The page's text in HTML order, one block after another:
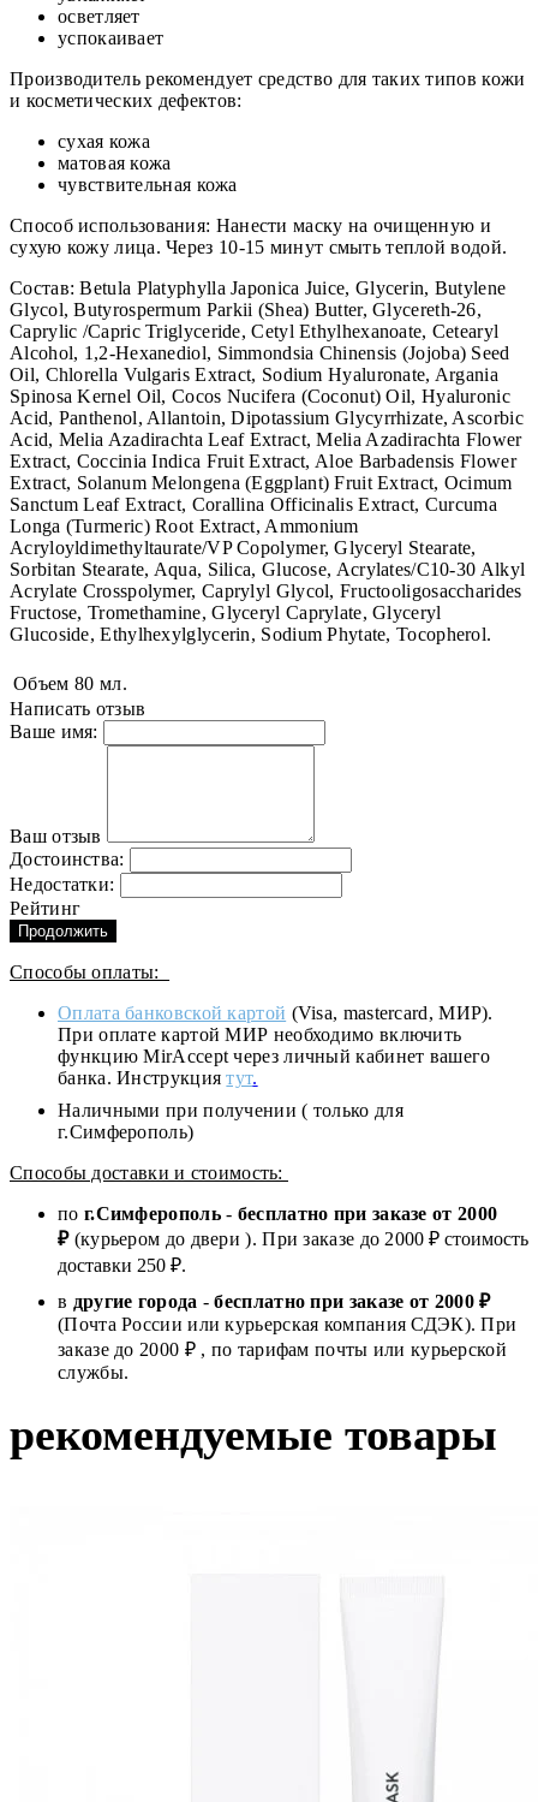
осветляет
успокаивает
Производитель рекомендует средство для таких типов кожи
и косметических дефектов:
сухая кожа
матовая кожа
чувствительная кожа
Способ использования: Нанести маску на очищенную и
сухую кожу лица. Через 10-15 минут смыть теплой водой.
Состав: Betula Platyphylla Japonica Juice, Glycerin, Butylene
Glycol, Butyrospermum Parkii (Shea) Butter, Glycereth-26,
Caprylic /Capric Triglyceride, Cetyl Ethylhexanoate, Cetearyl
Alcohol, 1,2-Hexanediol, Simmondsia Chinensis (Jojoba) Seed
Oil, Chlorella Vulgaris Extract, Sodium Hyaluronate, Argania
Spinosa Kernel Oil, Cocos Nucifera (Coconut) Oil, Hyaluronic
Acid, Panthenol, Allantoin, Dipotassium Glycyrrhizate, Ascorbic
Acid, Melia Azadirachta Leaf Extract, Melia Azadirachta Flower
Extract, Coccinia Indica Fruit Extract, Aloe Barbadensis Flower
Extract, Solanum Melongena (Eggplant) Fruit Extract, Ocimum
Sanctum Leaf Extract, Corallina Officinalis Extract, Curcuma
Longa (Turmeric) Root Extract, Ammonium
Acryloyldimethyltaurate/VP Copolymer, Glyceryl Stearate,
Sorbitan Stearate, Aqua, Silica, Glucose, Acrylates/C10-30 Alkyl
Acrylate Crosspolymer, Caprylyl Glycol, Fructooligosaccharides
Fructose, Tromethamine, Glyceryl Caprylate, Glyceryl
Glucoside, Ethylhexylglycerin, Sodium Phytate, Tocopherol.
Объем 80 мл.
Написать отзыв
Ваше имя:
Ваш отзыв
Достоинства:
Недостатки:
Рейтинг
Продолжить
Способы оплаты:
Оплата банковской картой (Visa, mastercard, МИР).
При оплате картой МИР необходимо включить
функцию MirAccept через личный кабинет вашего
банка. Инструкциятут.
Наличными при получении ( только для
г.Симферополь)
Способы доставки и стоимость:
по г.Симферополь- бесплатно при заказе от 2000
₽(курьером до двери ). При заказе до 2000 ₽ стоимость
доставки 250 ₽.
в другие города -бесплатно при заказе от 2000 ₽
(Почта России или курьерская компания СДЭК). При
заказе до 2000 ₽ , по тарифам почты или курьерской
службы.
рекомендуемые товары